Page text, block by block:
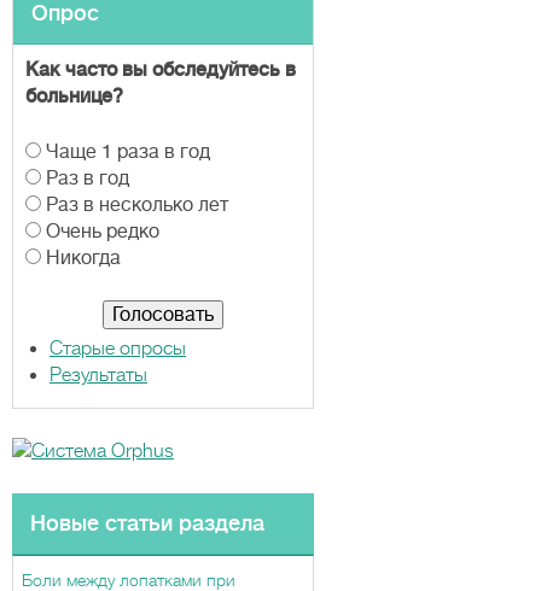
Опрос
Как часто вы обследуйтесь в
больнице?
В
а
р
и
а
Чаще 1 раза в год
Раз в год
Раз в несколько лет
Очень редко
Никогда
Старые опросы
Результаты
Новые статьи раздела
Боли между лопатками при